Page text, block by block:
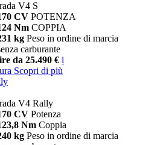
V4 S
CV POTENZA
Nm COPPIA
kg Peso in ordine di marcia
carburante
da 25.490 € i
Scopri di più
V4 Rally
CV Potenza
Nm Coppia
kg Peso in ordine di marcia